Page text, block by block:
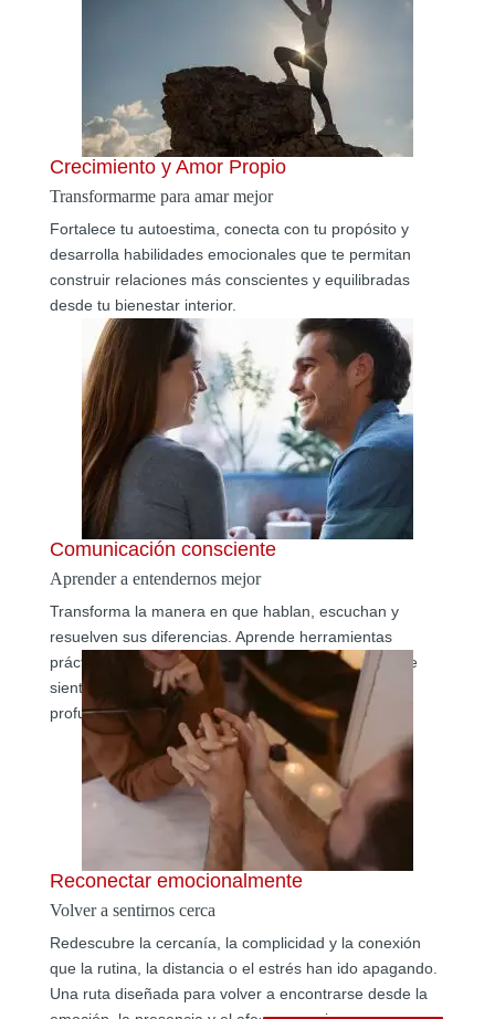
Crecimiento y Amor Propio
Transformarme para amar mejor
Fortalece tu autoestima, conecta con tu propósito y
desarrolla habilidades emocionales que te permitan
construir relaciones más conscientes y equilibradas
desde tu bienestar interior.
Comunicación consciente
Aprender a entendernos mejor
Transforma la manera en que hablan, escuchan y
resuelven sus diferencias. Aprende herramientas
prácticas para comunicarte sin herir, expresar lo que
sientes y construir conversaciones más sanas y
profundas.
Reconectar emocionalmente
Volver a sentirnos cerca
Redescubre la cercanía, la complicidad y la conexión
que la rutina, la distancia o el estrés han ido apagando.
Una ruta diseñada para volver a encontrarse desde la